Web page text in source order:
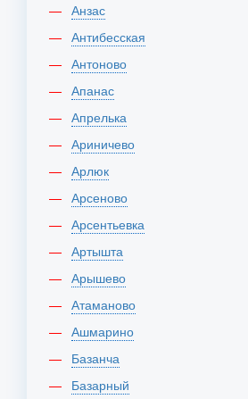
Анзас
Антибесская
Антоново
Апанас
Апрелька
Ариничево
Арлюк
Арсеново
Арсентьевка
Артышта
Арышево
Атаманово
Ашмарино
Базанча
Базарный